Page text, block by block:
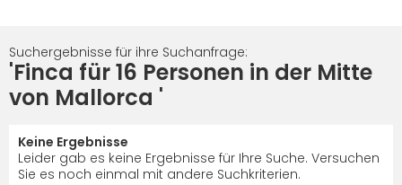
Suchergebnisse für ihre Suchanfrage:
'Finca für 16 Personen in der Mitte
von Mallorca '
Keine Ergebnisse
Leider gab es keine Ergebnisse für Ihre Suche. Versuchen
Sie es noch einmal mit andere Suchkriterien.